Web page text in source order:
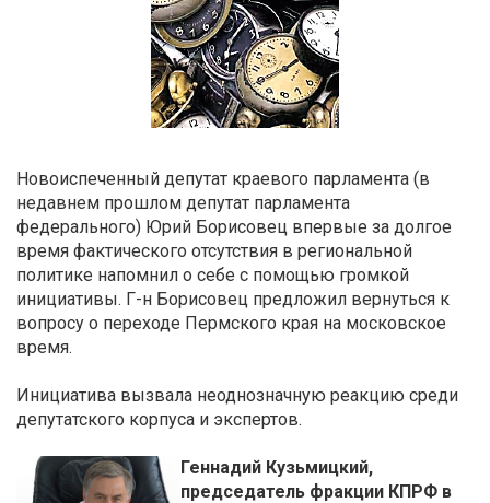
Новоиспеченный депутат краевого парламента (в
недавнем прошлом депутат парламента
федерального) Юрий Борисовец впервые за долгое
время фактического отсутствия в региональной
политике напомнил о себе с помощью громкой
инициативы. Г-н Борисовец предложил вернуться к
вопросу о переходе Пермского края на московское
время.
Инициатива вызвала неоднозначную реакцию среди
депутатского корпуса и экспертов.
Геннадий Кузьмицкий,
председатель фракции КПРФ в